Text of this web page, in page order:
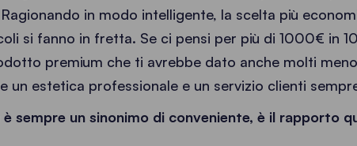
in modo intelligente, la scelta più
si fanno in fretta. Se ci pensi per più di 1000€ in
premium che ti avrebbe dato anche molti
un estetica professionale e un servizio clienti
sempre un sinonimo di conveniente, è il rapporto